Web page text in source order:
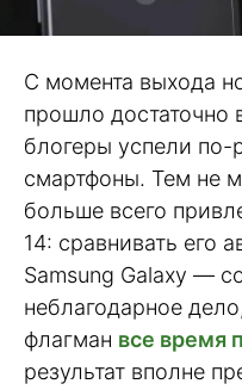
С момента выхода
прошло достаточно
блогеры успели по-
смартфоны. Тем не
больше всего
14: сравнивать его
Samsung Galaxy —
неблагодарное
флагман все время
результат вполне